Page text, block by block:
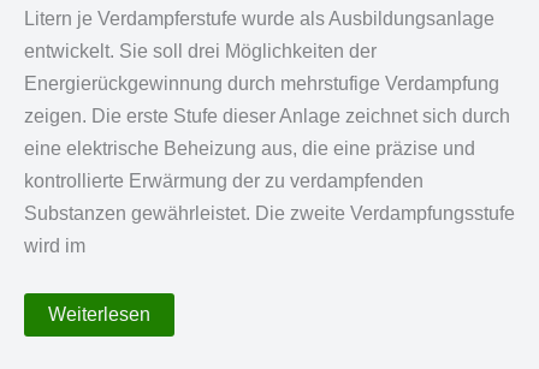
Litern je Verdampferstufe wurde als Ausbildungsanlage
entwickelt. Sie soll drei Möglichkeiten der
Energierückgewinnung durch mehrstufige Verdampfung
zeigen. Die erste Stufe dieser Anlage zeichnet sich durch
eine elektrische Beheizung aus, die eine präzise und
kontrollierte Erwärmung der zu verdampfenden
Substanzen gewährleistet. Die zweite Verdampfungsstufe
wird im
Mehrstufen-
Verdampfer
Weiterlesen